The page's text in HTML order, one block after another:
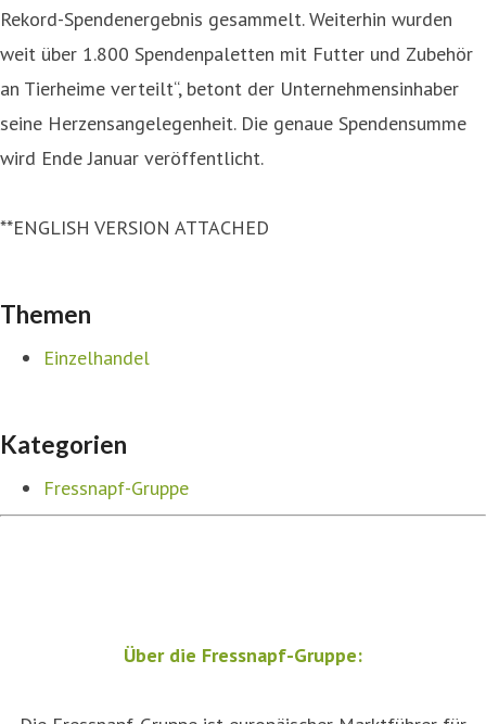
Rekord-Spendenergebnis gesammelt. Weiterhin wurden
weit über 1.800 Spendenpaletten mit Futter und Zubehör
an Tierheime verteilt“, betont der Unternehmensinhaber
seine Herzensangelegenheit. Die genaue Spendensumme
wird Ende Januar veröffentlicht.
**ENGLISH VERSION ATTACHED
Themen
Einzelhandel
Kategorien
Fressnapf-Gruppe
Über die Fressnapf-Gruppe: